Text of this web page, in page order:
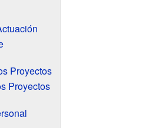
Proyectos
Proyectos